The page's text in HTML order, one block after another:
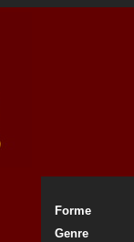
Forme
Genre